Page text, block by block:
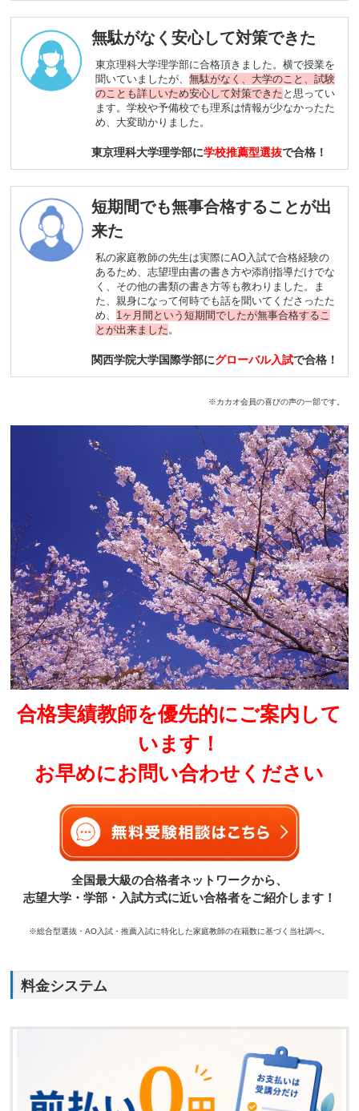
無駄がなく安心して対策できた
東京理科大学理学部に合格頂きました。横で授業を
聞いていましたが、無駄がなく、大学のこと、試験
のことも詳しいため安心して対策できた と思ってい
ます。学校や予備校でも理系は情報が少なかったた
め、大変助かりました。
東京理科大学理学部に学校推薦型選抜で合格！
短期間でも無事合格することが出
来た
私の家庭教師の先生は実際にAO入試で合格経験の
あるため、志望理由書の書き方や添削指導だけでな
く、その他の書類の書き方等も教わりました。ま
た、親身になって何時でも話を聞いてくださったた
め、 1ヶ月間という短期間でしたが無事合格するこ
とが出来ました 。
関西学院大学国際学部にグローバル入試で合格！
※カカオ会員の喜びの声の一部です。
合格実績教師を優先的にご案内して
います！
お早めにお問い合わせください
全国最大級の合格者ネットワークから、
志望大学・学部・入試方式に近い合格者をご紹介します！
※総合型選抜・AO入試・推薦入試に特化した家庭教師の在籍数に基づく当社調べ。
料金システム